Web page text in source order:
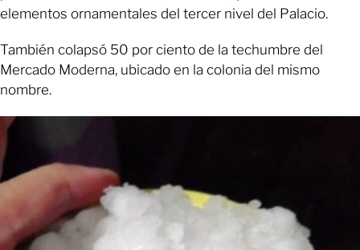
elementos ornamentales del tercer nivel del Palacio.
También colapsó 50 por ciento de la techumbre del
Mercado Moderna, ubicado en la colonia del mismo
nombre.